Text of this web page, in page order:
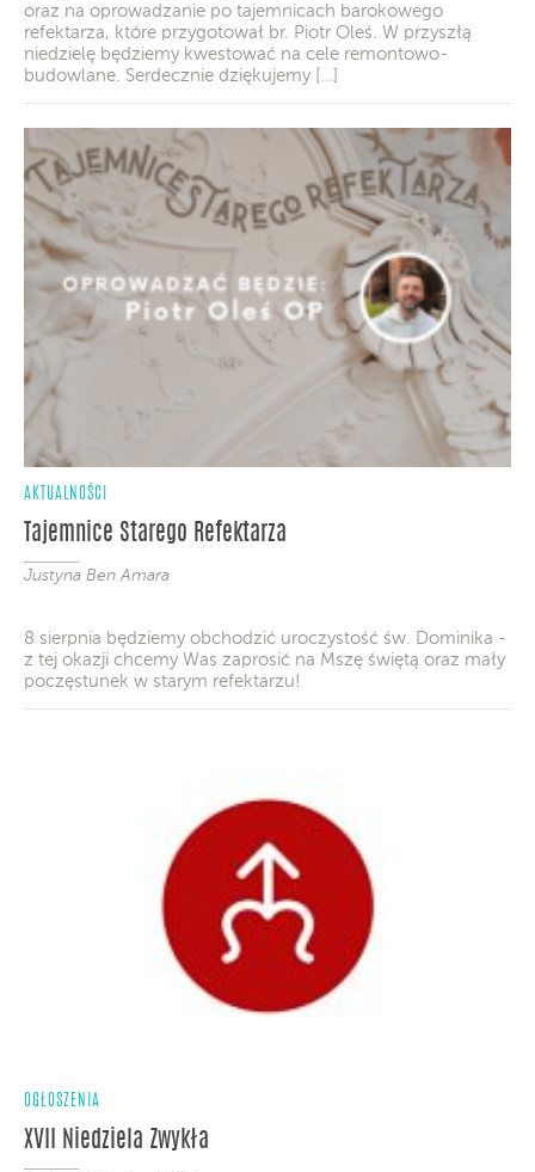
oraz na oprowadzanie po tajemnicach barokowego
refektarza, które przygotował br. Piotr Oleś. W przyszłą
niedzielę będziemy kwestować na cele remontowo-
budowlane. Serdecznie dziękujemy […]
AKTUALNOŚCI
Tajemnice Starego Refektarza
Justyna Ben Amara
8 sierpnia będziemy obchodzić uroczystość św. Dominika -
z tej okazji chcemy Was zaprosić na Mszę świętą oraz mały
poczęstunek w starym refektarzu!
OGŁOSZENIA
XVII Niedziela Zwykła